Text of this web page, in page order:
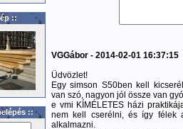
::
::
VGGábor - 2014-02-01 16:37:15
Üdvözlet!
Egy simson S50ben kell
van szó, nagyon jól össze van
e vmi KÍMÉLETES házi
nem kell cserélni, és így félek
alkalmazni.